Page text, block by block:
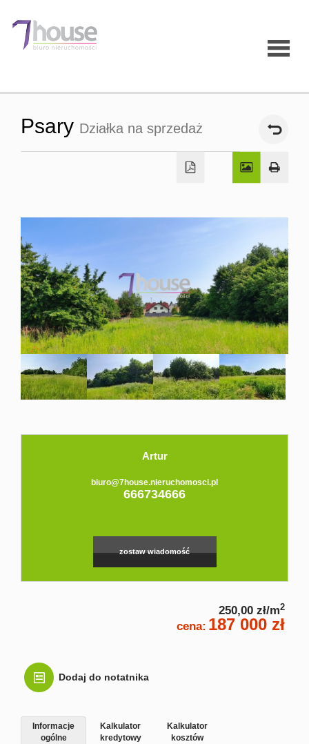
Strona
Domy
Dzialki
Lokale
Psary Działka na sprzedaż
Artur
biuro@7house.nieruchomosci.pl
666734666
zostaw wiadomość
250,00 zł/m2
cena: 187 000 zł
Dodaj do notatnika
Informacje
ogólne
Kalkulator
kredytowy
Kalkulator
kosztów